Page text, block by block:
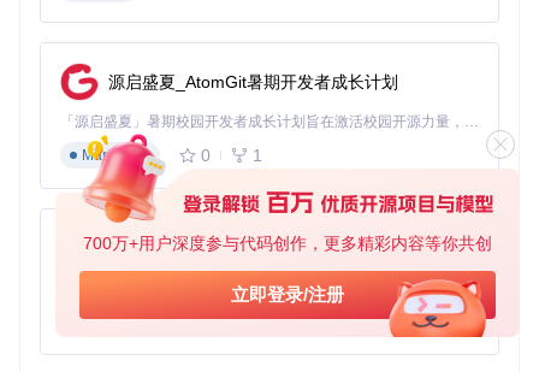
700万+用户深度参与代码创作，更多精彩内容等你共创
立即登录/注册
[ ] 建立包含准确性、完整性、一致性、时效性的四维评估框
架
[ ] 制定各维度的量化评估指标及阈值
[ ] 设计医学专业知识校验规则库
💡 实操提示：参考ISO 8000数据质量标准，结合医疗领域特
性，构建包含32项核心指标的评估体系。
全流程监控机制缺位
漂移"问题。某糖尿病诊断模型在上线6个月后，因训练数据与
真实临床数据分布差异扩大，诊断准确率下降17%。这种漂移
现象在医疗领域尤为突出，因为疾病谱和诊疗方案处于持续更
新中。
源启盛夏_AtomGit暑期开发者成长计划
「源启盛夏」暑期校园开发者成长计划旨在激活校园开源力量，通过积分激励、认证扶持、资源倾斜等形式，引导高校组织和开发者完成「入驻 — 建项目 — 做贡献 — 获认证 — 得资源」的完整闭环。无论你是想带领社团入驻平台的组织者，还是希望用代码贡献证明自己的开发者，都能在这里找到属于你的成长路径。
Markdown
0 1
py-xiaozhi
基于Python的Xiaozhi AI，适用于想要完整Xiaozhi体验而无需拥有专用硬件的用户。
Python
0 1